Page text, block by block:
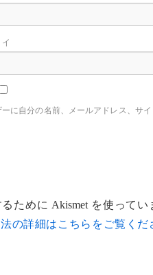
に自分の名前、メールアドレス、サ
ために Akismet を使ってい
の詳細はこちらをご覧くだ